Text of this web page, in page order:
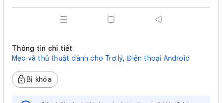
Thông tin chi tiết
Mẹo và thủ thuật dành cho Trợ lý, Điện thoại Android
Bị khóa